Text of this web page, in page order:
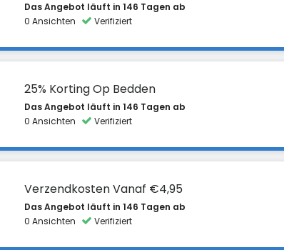
Das Angebot läuft in 146 Tagen ab
0 Ansichten
Verifiziert
25% Korting Op Bedden
Das Angebot läuft in 146 Tagen ab
0 Ansichten
Verifiziert
Verzendkosten Vanaf €4,95
Das Angebot läuft in 146 Tagen ab
0 Ansichten
Verifiziert